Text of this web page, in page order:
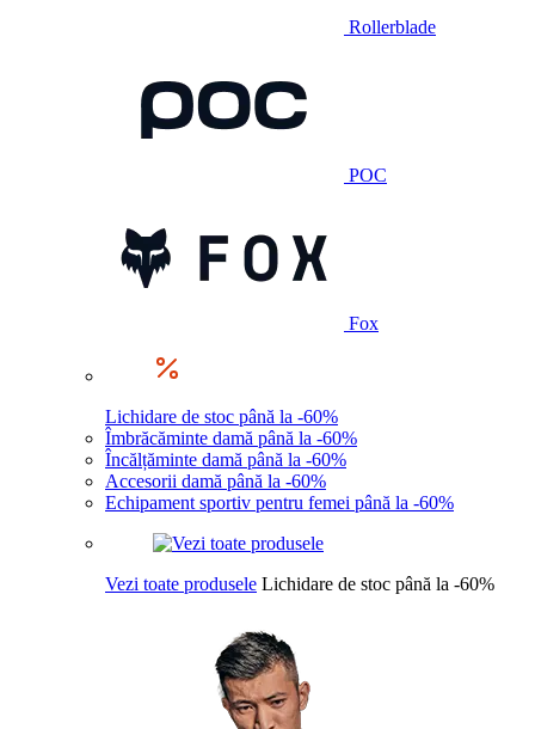
Rollerblade
POC
Fox
Lichidare de stoc până la -60%
Îmbrăcăminte damă până la -60%
Încălțăminte damă până la -60%
Accesorii damă până la -60%
Echipament sportiv pentru femei până la -60%
Vezi toate produsele Lichidare de stoc până la -60%